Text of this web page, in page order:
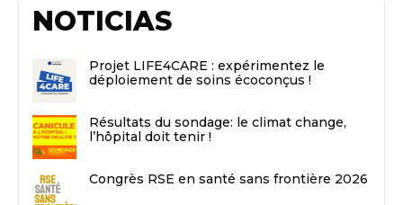
NOTICIAS
Projet LIFE4CARE : expérimentez le
déploiement de soins écoconçus !
Résultats du sondage: le climat change,
l’hôpital doit tenir !
Congrès RSE en santé sans frontière 2026